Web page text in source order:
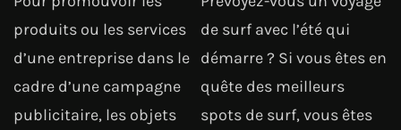
produits ou les services
d’une entreprise dans le
cadre d’une campagne
publicitaire, les objets
de surf avec l’été qui
démarre ? Si vous êtes en
quête des meilleurs
spots de surf, vous êtes